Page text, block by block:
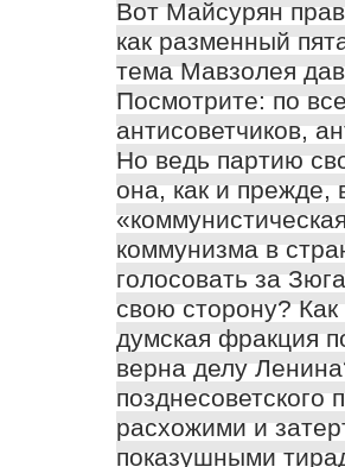
Вот Майсурян
как разменный
тема Мавзолея
Посмотрите: по
антисоветчиков,
Но ведь партию
она, как и прежде,
коммунизма в
голосовать за
свою сторону?
думская фракция
верна делу
расхожими и
показушными